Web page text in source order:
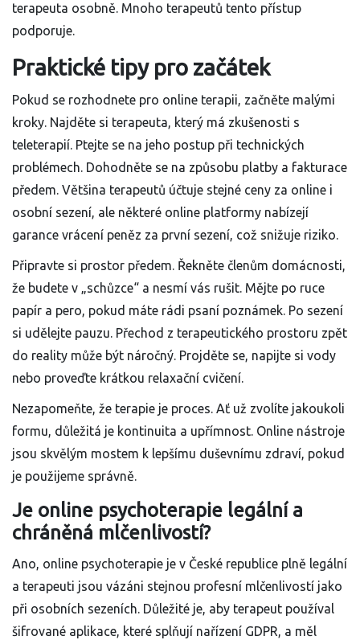
terapeuta osobně. Mnoho terapeutů tento přístup
podporuje.
Praktické tipy pro začátek
Pokud se rozhodnete pro online terapii, začněte malými
kroky. Najděte si terapeuta, který má zkušenosti s
teleterapií. Ptejte se na jeho postup při technických
problémech. Dohodněte se na způsobu platby a fakturace
předem. Většina terapeutů účtuje stejné ceny za online i
osobní sezení, ale některé online platformy nabízejí
garance vrácení peněz za první sezení, což snižuje riziko.
Připravte si prostor předem. Řekněte členům domácnosti,
že budete v „schůzce“ a nesmí vás rušit. Mějte po ruce
papír a pero, pokud máte rádi psaní poznámek. Po sezení
si udělejte pauzu. Přechod z terapeutického prostoru zpět
do reality může být náročný. Projděte se, napijte si vody
nebo proveďte krátkou relaxační cvičení.
Nezapomeňte, že terapie je proces. Ať už zvolíte jakoukoli
formu, důležitá je kontinuita a upřímnost. Online nástroje
jsou skvělým mostem k lepšímu duševnímu zdraví, pokud
je použijeme správně.
Je online psychoterapie legální a
chráněná mlčenlivostí?
Ano, online psychoterapie je v České republice plně legální
a terapeuti jsou vázáni stejnou profesní mlčenlivostí jako
při osobních sezeních. Důležité je, aby terapeut používal
šifrované aplikace, které splňují nařízení GDPR, a měl